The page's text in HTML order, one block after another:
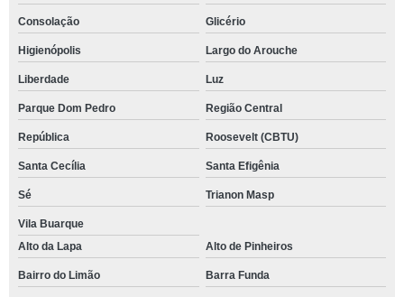
Consolação Glicério
Higienópolis Largo do Arouche
Liberdade Luz
Parque Dom Pedro Região Central
República Roosevelt (CBTU)
Santa Cecília Santa Efigênia
Sé Trianon Masp
Vila Buarque
Alto da Lapa
Alto de Pinheiros
Bairro do Limão Barra Funda